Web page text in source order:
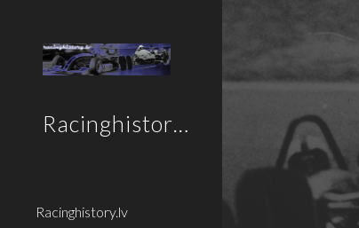
Racinghistory.lv
Racinghistory.lv